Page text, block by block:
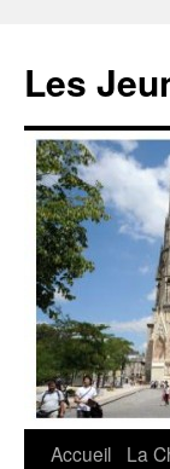
Les
Accueil
La